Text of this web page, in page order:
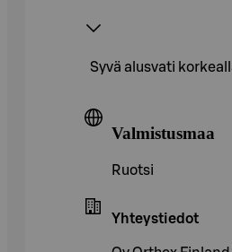
Syvä alusvati
Valmistusmaa
Ruotsi
Yhteystiedot